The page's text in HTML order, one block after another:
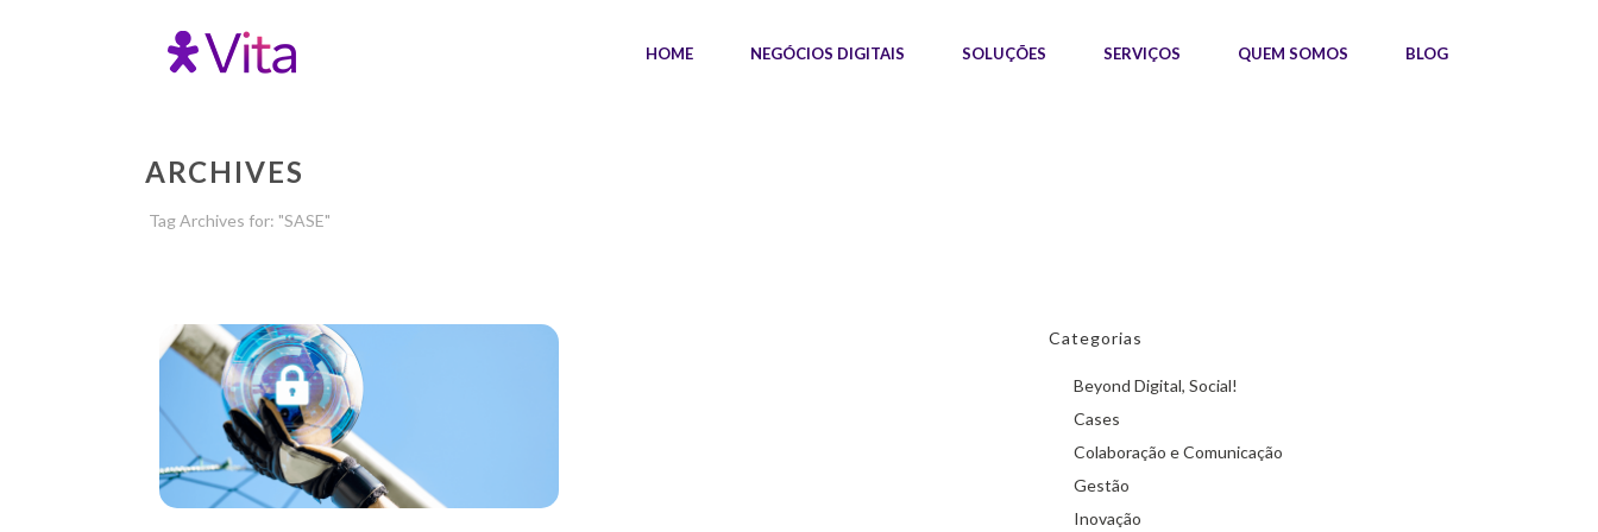
HOME NEGÓCIOS DIGITAIS SOLUÇÕES SERVIÇOS QUEM SOMOS BLOG
ARCHIVES
Tag Archives for: "SASE"
Categorias
Beyond Digital, Social!
Cases
Colaboração e Comunicação
Gestão
Inovação